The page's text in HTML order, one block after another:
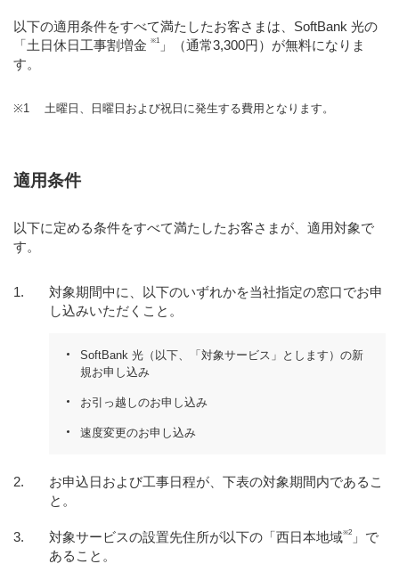
以下の適用条件をすべて満たしたお客さまは、SoftBank 光の
「土日休日工事割増金 ※1 」（通常3,300円）が無料になりま
す。
※1 土曜日、日曜日および祝日に発生する費用となります。
適用条件
以下に定める条件をすべて満たしたお客さまが、適用対象で
す。
対象期間中に、以下のいずれかを当社指定の窓口でお申
し込みいただくこと。
SoftBank 光（以下、「対象サービス」とします）の新
規お申し込み
お引っ越しのお申し込み
速度変更のお申し込み
お申込日および工事日程が、下表の対象期間内であるこ
と。
対象サービスの設置先住所が以下の「西日本地域※2 」で
あること。